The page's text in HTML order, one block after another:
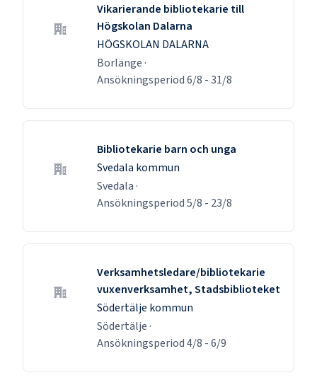
Vikarierande bibliotekarie till
Högskolan Dalarna
HÖGSKOLAN DALARNA
Borlänge ·
Ansökningsperiod6/8 -31/8
Bibliotekarie barn och unga
Svedala kommun
Svedala ·
Ansökningsperiod5/8 - 23/8
Verksamhetsledare/bibliotekarie
vuxenverksamhet, Stadsbiblioteket
Södertälje kommun
Södertälje ·
Ansökningsperiod4/8 -6/9